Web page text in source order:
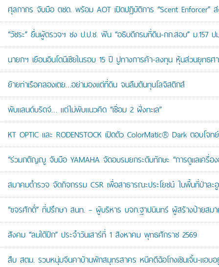
ศุลกากร จับมือ ตชด. พร้อม AOT เปิดปฏิบัติการ “Scent Enforcer”
“วัชระ” ยื่นผู้ตรวจฯ ชง ป.ป.ช. ฟัน “อธิบดีกรมที่ดิน-กก.สอบ” ม.157 ป
นายกฯ เยือนอินโดนีเซียในรอบ 15 ปี ปูทางการค้า-ลงทุน หุ้นส่วนยุทธศ
ย้ายท่าเรือคลองเตย…อย่ามองแต่ที่ดิน จนลืมต้นทุนโลจิสติกส์
พับแลนด์บริดจ์… แต่ไม่พับแนวคิด “เชื่อม 2 ฝั่งทะเล”
KT OPTIC และ RODENSTOCK เปิดตัว ColorMatic® Dark ตอบโจ
“ร่วมกตัญญู จับมือ YAMAHA จัดอบรมยกระดับทักษะ “การดูแลเครื่อ
สมาคมตำรวจ จัดกิจกรรม CSR เพื่อสาธารณะประโยชน์ ในพื้นที่ป่าละอู
“ขจรศักดิ์” ที่ปรึกษา สนท. – ผู้บริหาร บจก.ฐาปนินทร์ ผู้สร้างป้ายสม
สังคม “ลมใต้ปีก” ประจำวันเสาร์ที่ 1 สิงหาคม พุทธศักราช 2569
สืบ สตม. รวบหนุ่มจีนคาบ้านพักสมุทรสาคร หนีคดีฉ้อโกงเซินเจิ้น-แอบอ